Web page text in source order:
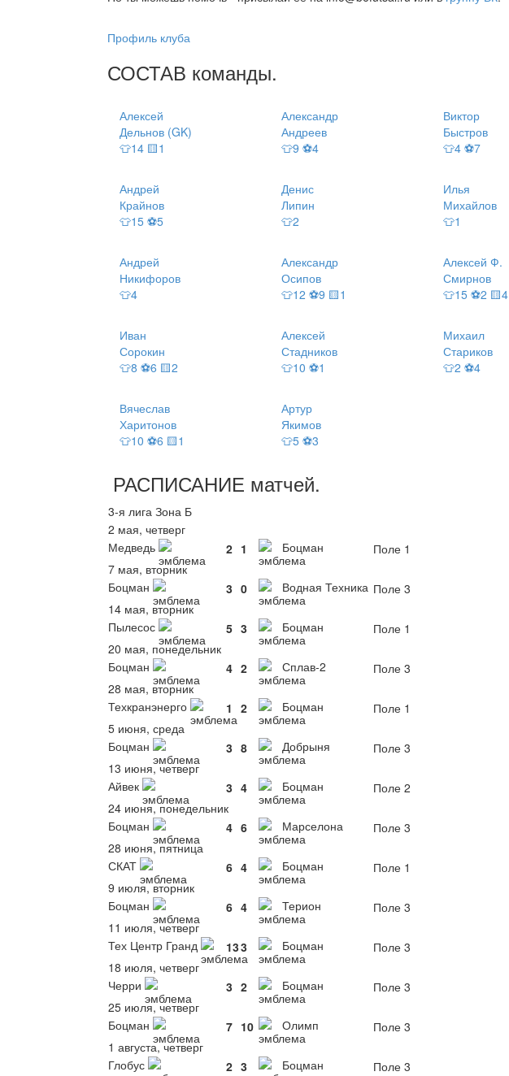
Профиль клуба
СОСТАВ команды.
Алексей
Дельнов (GK)
👕14 🟨1
Александр
Андреев
👕9 ⚽4
Виктор
Быстров
👕4 ⚽7
Андрей
Крайнов
👕15 ⚽5
Денис
Липин
👕2
Илья
Михайлов
👕1
Андрей
Никифоров
👕4
Александр
Осипов
👕12 ⚽9 🟨1
Алексей Ф.
Смирнов
👕15 ⚽2 🟨4
Иван
Сорокин
👕8 ⚽6 🟨2
Алексей
Стадников
👕10 ⚽1
Михаил
Стариков
👕2 ⚽4
Вячеслав
Харитонов
👕10 ⚽6 🟨1
Артур
Якимов
👕5 ⚽3
РАСПИСАНИЕ матчей.
3-я лига Зона Б
2 мая, четверг
Медведь
2 1 Боцман
Поле 1
7 мая, вторник
Боцман
3 0 Водная Техника Поле 3
14 мая, вторник
Пылесос
5 3 Боцман
Поле 1
20 мая, понедельник
Боцман
4 2 Сплав-2
Поле 3
28 мая, вторник
Техкранэнерго
1 2 Боцман
Поле 1
5 июня, среда
Боцман
3 8 Добрыня
Поле 3
13 июня, четверг
Айвек
3 4 Боцман
Поле 2
24 июня, понедельник
Боцман
4 6 Марселона
Поле 3
28 июня, пятница
СКАТ
6 4 Боцман
Поле 1
9 июля, вторник
Боцман
6 4 Терион
Поле 3
11 июля, четверг
Тех Центр Гранд
133 Боцман
Поле 3
18 июля, четверг
Черри
3 2 Боцман
Поле 3
25 июля, четверг
Боцман
7 10 Олимп
Поле 3
1 августа, четверг
Глобус
2 3 Боцман
Поле 3